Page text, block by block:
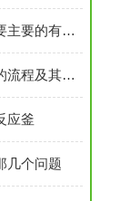
工业反应釜制冷设备要主要的有那些方面
双层玻璃反应釜操作的流程及其注意的问题
应釜
几个问题